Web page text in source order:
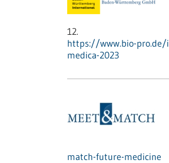
12.
https://www.bio-
medica-2023
match-future-medicine